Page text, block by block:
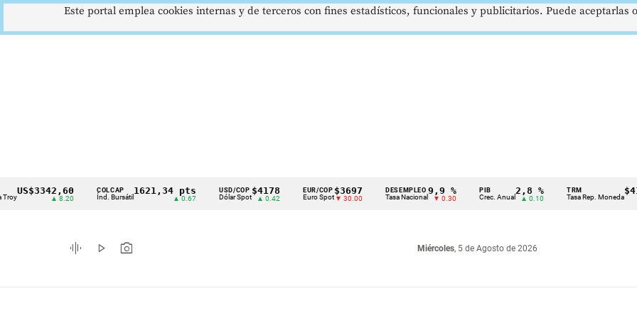
Cintillo
indicadores
económicos
COLCAP
Índ. Bursátil
1621,34 pts USD/COP
Dólar Spot
$4178
▲ 0.42
EUR/COP
Euro Spot
$3697
▼ 30.00
DESEMPLEO
Tasa Nacional
9,9 %
▼ 0.30
PIB
Crec. Anual
2,8 %
▲ 0.10
TRM
Tasa Rep. Moneda ▲ 0.42
graphic_eq play_arrow photo_camera Miércoles, 5 de Agosto de 2026
Este portal emplea cookies internas y de terceros con fines estadísticos, funcionales y publicitarios. Puede aceptarlas